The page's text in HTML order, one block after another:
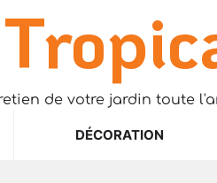
de votre jardin toute
DÉCORATION